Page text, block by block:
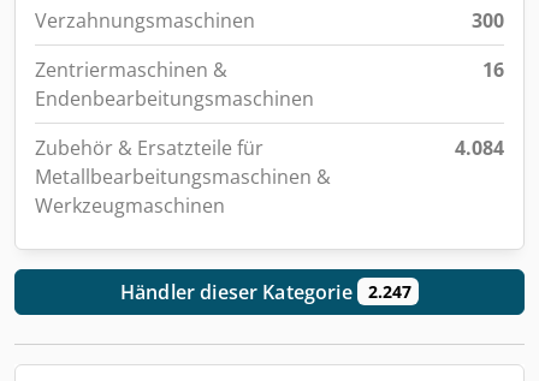
Verzahnungsmaschinen
300
Zentriermaschinen &
Endenbearbeitungsmaschinen
16
Zubehör & Ersatzteile für
Metallbearbeitungsmaschinen &
Werkzeugmaschinen
4.084
Händler dieser Kategorie 2.247